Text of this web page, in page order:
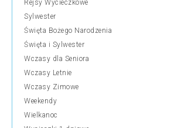
Rejsy Wycieczkowe
Sylwester
Święta Bożego Narodzenia
Święta i Sylwester
Wczasy dla Seniora
Wczasy Letnie
Wczasy Zimowe
Weekendy
Wielkanoc